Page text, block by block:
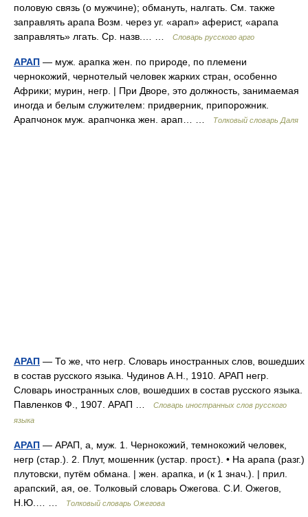
половую связь (о мужчине); обмануть, налгать. См. также
заправлять арапа Возм. через уг. «арап» аферист, «арапа
заправлять» лгать. Ср. назв.… …
Словарь русского арго
АРАП — муж. арапка жен. по природе, по племени
чернокожий, чернотелый человек жарких стран, особенно
Африки; мурин, негр. | При Дворе, это должность, занимаемая
иногда и белым служителем: придверник, припорожник.
Арапчонок муж. арапчонка жен. арап… …
Толковый словарь Даля
АРАП — То же, что негр. Словарь иностранных слов, вошедших
в состав русского языка. Чудинов А.Н., 1910. АРАП негр.
Словарь иностранных слов, вошедших в состав русского языка.
Павленков Ф., 1907. АРАП …
Словарь иностранных слов русского
языка
АРАП — АРАП, а, муж. 1. Чернокожий, темнокожий человек,
негр (стар.). 2. Плут, мошенник (устар. прост.). • На арапа (разг.)
плутовски, путём обмана. | жен. арапка, и (к 1 знач.). | прил.
арапский, ая, ое. Толковый словарь Ожегова. С.И. Ожегов,
Н.Ю.… …
Толковый словарь Ожегова